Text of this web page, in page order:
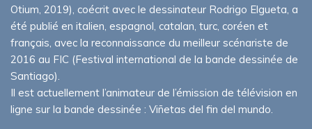
Otium, 2019), coécrit avec le dessinateur Rodrigo Elgueta, a
été publié en italien, espagnol, catalan, turc, coréen et
français, avec la reconnaissance du meilleur scénariste de
2016 au FIC (Festival international de la bande dessinée de
Santiago).
Il est actuellement l’animateur de l’émission de télévision en
ligne sur la bande dessinée : Viñetas del fin del mundo.